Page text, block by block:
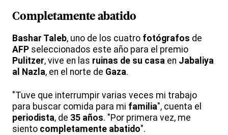
Completamente abatido
Bashar Taleb, uno de los cuatro fotógrafos de
AFP seleccionados este año para el premio
Pulitzer, vive en las ruinas de su casa en Jabaliya
al Nazla, en el norte de Gaza.
"Tuve que interrumpir varias veces mi trabajo
para buscar comida para mi familia", cuenta el
periodista, de 35 años. "Por primera vez, me
siento completamente abatido".